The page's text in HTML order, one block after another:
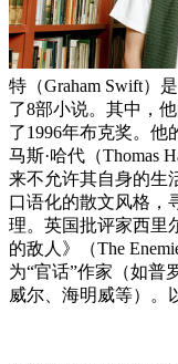
特（Graham Swift）
了8部小说。其中，
了1996年布克奖。他
马斯·哈代（Thomas
来不允许其自身的生
口语化的散文风格，
理。英国批评家西里
的敌人》（The
为“官话”作家（如普
威尔、海明威等）。